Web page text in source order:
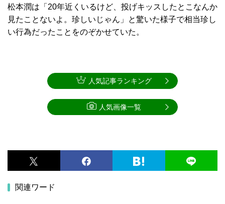
松本潤は「20年近くいるけど、投げキッスしたとこなんか
見たことないよ。珍しいじゃん」と驚いた様子で相当珍し
い行為だったことをのぞかせていた。
関連ワード
人気記事ランキング
人気画像一覧